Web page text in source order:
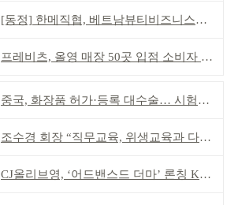
[동정] 한메직협, 베트남뷰티비즈니스협회와 MOU
프레비츠, 올영 매장 50곳 입점 소비자 접점 강화
중국, 화장품 허가·등록 대수술… 시험자료 공용 허용
조수경 회장 “직무교육, 위생교육과 다르다”
CJ올리브영, ‘어드밴스드 더마’ 론칭 K더마 육성 박차